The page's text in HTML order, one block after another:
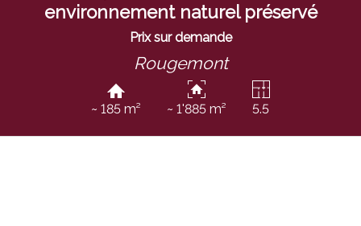
environnement naturel préservé
Prix sur demande
Rougemont
~ 185 m² ~ 1'885 m² 5.5